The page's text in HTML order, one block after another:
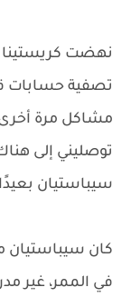
نهضت كريستينا
تصفية حسابات
مشاكل مرة
توصليني إلى
سيباستيان
كان سيباستيان
في الممر، غير